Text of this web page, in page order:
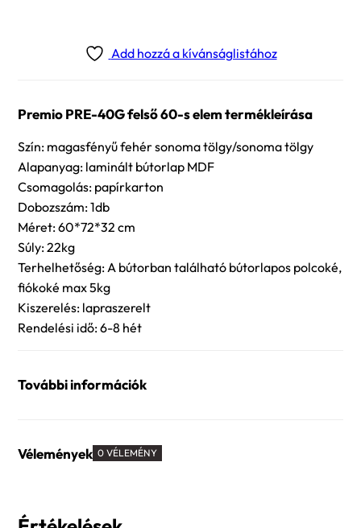
Add hozzá a kívánságlistához
Premio PRE-40G felső 60-s elem termékleírása
Szín: magasfényű fehér sonoma tölgy/sonoma tölgy
Alapanyag: laminált bútorlap MDF
Csomagolás: papírkarton
Dobozszám: 1db
Méret: 60*72*32 cm
Súly: 22kg
Terhelhetőség: A bútorban található bútorlapos polcoké,
fiókoké max 5kg
Kiszerelés: lapraszerelt
Rendelési idő: 6-8 hét
További információk
Vélemények 0 VÉLEMÉNY